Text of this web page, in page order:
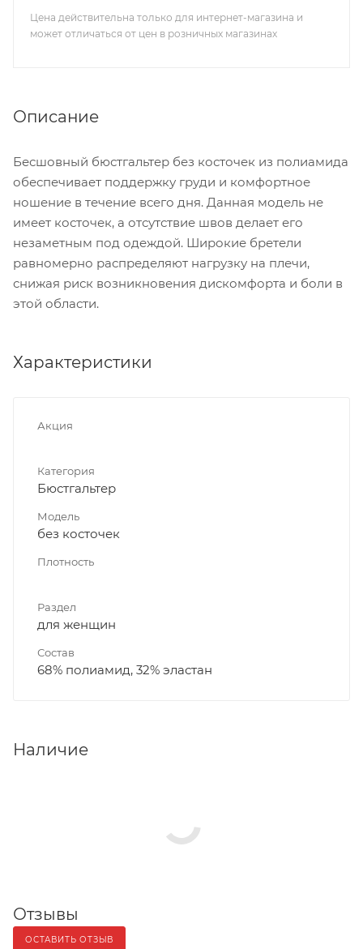
Цена действительна только для интернет-магазина и
может отличаться от цен в розничных магазинах
Описание
Бесшовный бюстгальтер без косточек из полиамида
обеспечивает поддержку груди и комфортное
ношение в течение всего дня. Данная модель не
имеет косточек, а отсутствие швов делает его
незаметным под одеждой. Широкие бретели
равномерно распределяют нагрузку на плечи,
снижая риск возникновения дискомфорта и боли в
этой области.
Характеристики
Акция
Категория
Бюстгальтер
Модель
без косточек
Плотность
Раздел
для женщин
Состав
68% полиамид, 32% эластан
Наличие
Отзывы
ОСТАВИТЬ ОТЗЫВ